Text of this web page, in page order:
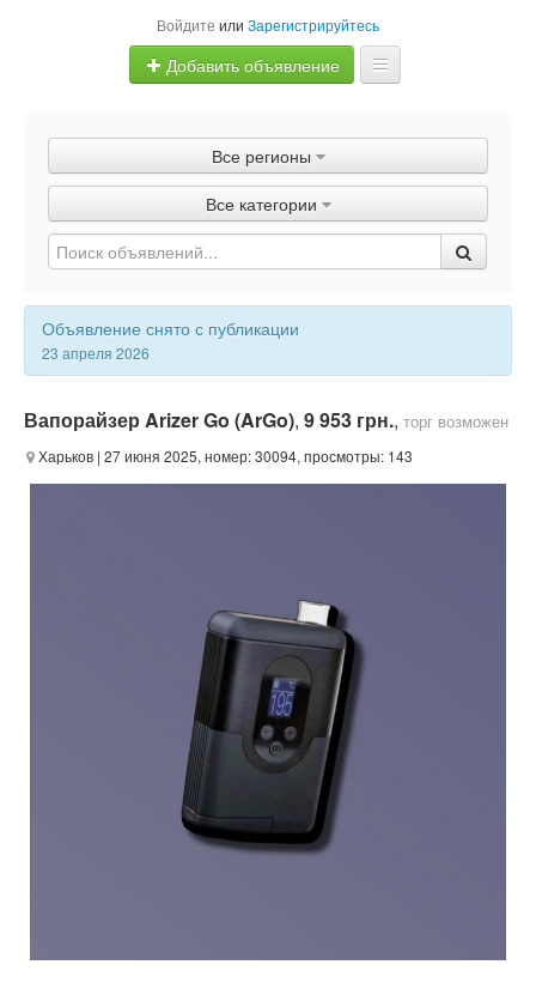
Войдите или Зарегистрируйтесь
Добавить объявление
Объявления
Быстрая продажа
Все регионы
Все категории
Объявление снято с публикации
23 апреля 2026
Вапорайзер Arizer Go (ArGo), 9 953 грн., торг возможен
Харьков | 27 июня 2025, номер: 30094, просмотры: 143